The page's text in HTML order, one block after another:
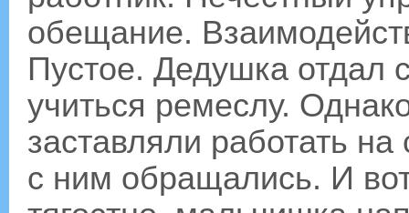
обещание.
Пустое. Дедушка отдал
учиться ремеслу.
заставляли работать
с ним обращались. И